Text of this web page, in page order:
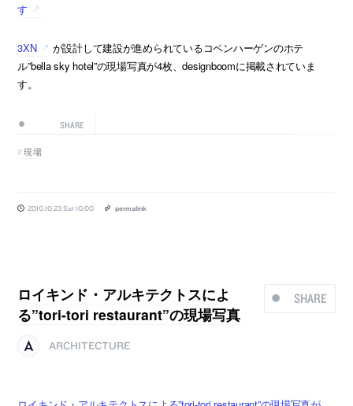
す
3XN
が設計して建設が進められているコペンハーゲンのホテ
ル”bella sky hotel”の現場写真が4枚、designboomに掲載されていま
す。
SHARE
現場
2010.10.23 Sat 10:00 permalink
SHARE
ロイキンド・アルキテクトスによ
る”tori-tori restaurant”の現場写真
ARCHITECTURE